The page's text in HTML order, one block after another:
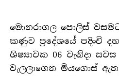
මොනරාගල පොලිස්
කණුව ප්‍රදේශයේ පදිංචි
ශිෂ්‍යාවක 06 වැනිදා
වැලලාගෙන මියගොස්